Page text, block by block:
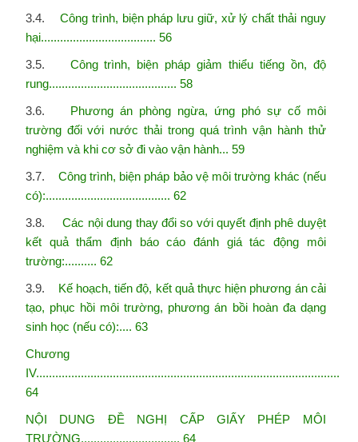
3.4. Công trình, biện pháp lưu giữ, xử lý chất thải nguy
hại.................................... 56
3.5. Công trình, biện pháp giảm thiểu tiếng ồn, độ
rung........................................ 58
3.6. Phương án phòng ngừa, ứng phó sự cố môi
trường đối với nước thải trong quá trình vận hành thử
nghiệm và khi cơ sở đi vào vận hành... 59
3.7. Công trình, biện pháp bảo vệ môi trường khác (nếu
có):....................................... 62
3.8.Các nội dung thay đổi so với quyết định phê duyệt
kết quả thẩm định báo cáo đánh giá tác
động môi
trường:.......... 62
3.9. Kế hoạch, tiến độ, kết quả thực hiện phương án cải
tạo, phục hồi môi trường, phương án bồi hoàn đa dạng
sinh học (nếu có):.... 63
Chương
IV...............................................................................................
64
NỘI DUNG ĐỀ NGHỊ CẤP GIẤY PHÉP MÔI
TRƯỜNG............................... 64